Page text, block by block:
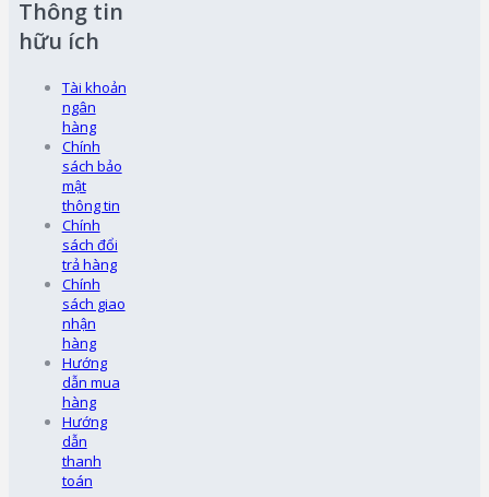
Thông tin
hữu ích
Tài khoản
ngân
hàng
Chính
sách bảo
mật
thông tin
Chính
sách đổi
trả hàng
Chính
sách giao
nhận
hàng
Hướng
dẫn mua
hàng
Hướng
dẫn
thanh
toán